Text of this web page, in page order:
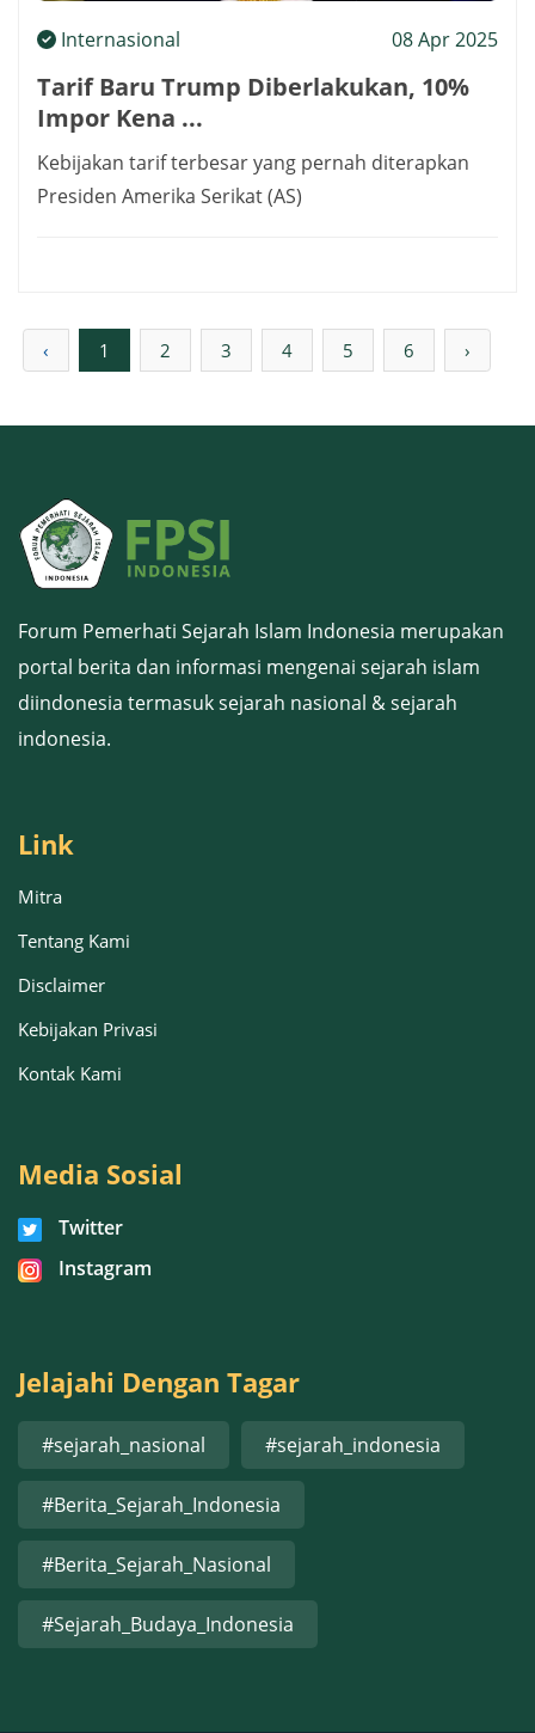
Internasional 08 Apr 2025
Tarif Baru Trump Diberlakukan, 10%
Impor Kena ...
Kebijakan tarif terbesar yang pernah diterapkan
Presiden Amerika Serikat (AS)
‹ 1 2 3 4 5 6 ›
Forum Pemerhati Sejarah Islam Indonesia merupakan
portal berita dan informasi mengenai sejarah islam
diindonesia termasuk sejarah nasional & sejarah
indonesia.
Link
Mitra
Tentang Kami
Disclaimer
Kebijakan Privasi
Kontak Kami
Media Sosial
Twitter
Instagram
Jelajahi Dengan Tagar
#sejarah_nasional #sejarah_indonesia
#Berita_Sejarah_Indonesia
#Berita_Sejarah_Nasional
#Sejarah_Budaya_Indonesia